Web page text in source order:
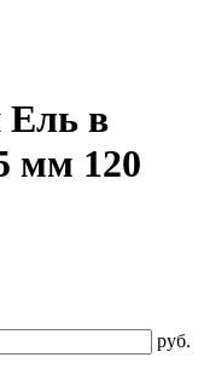
Ель в
мм 120
руб.